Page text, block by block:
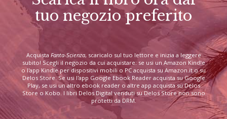
tuo negozio preferito
Acquista Fanta-Scienza, scaricalo sul tuo lettore e inizia a leggere
subito! Scegli il negozio da cui acquistare: se usi un Amazon Kindle
o l'app Kindle per dispositivi mobili o PC acquista su Amazon.it o su
Delos Store. Se usi l'app Google Ebook Reader acquista su Google
Play, se usi un altro ebook reader o altre app acquista su Delos
Store o Kobo. I libri Delos Digital venduti su Delos Store non sono
protetti da DRM.